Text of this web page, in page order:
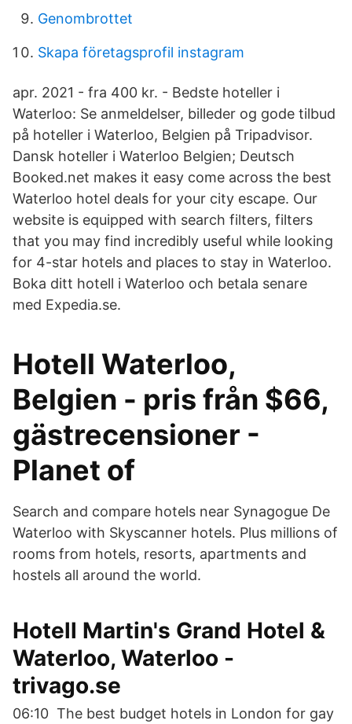
Genombrottet
Skapa företagsprofil instagram
apr. 2021 - fra 400 kr. - Bedste hoteller i
Waterloo: Se anmeldelser, billeder og gode tilbud
på hoteller i Waterloo, Belgien på Tripadvisor.
Dansk hoteller i Waterloo Belgien; Deutsch
Booked.net makes it easy come across the best
Waterloo hotel deals for your city escape. Our
website is equipped with search filters, filters
that you may find incredibly useful while looking
for 4-star hotels and places to stay in Waterloo.
Boka ditt hotell i Waterloo och betala senare
med Expedia.se.
Hotell Waterloo,
Belgien - pris från $66,
gästrecensioner -
Planet of
Search and compare hotels near Synagogue De
Waterloo with Skyscanner hotels. Plus millions of
rooms from hotels, resorts, apartments and
hostels all around the world.
Hotell Martin's Grand Hotel &
Waterloo, Waterloo -
trivago.se
06:10 The best budget hotels in London for gay